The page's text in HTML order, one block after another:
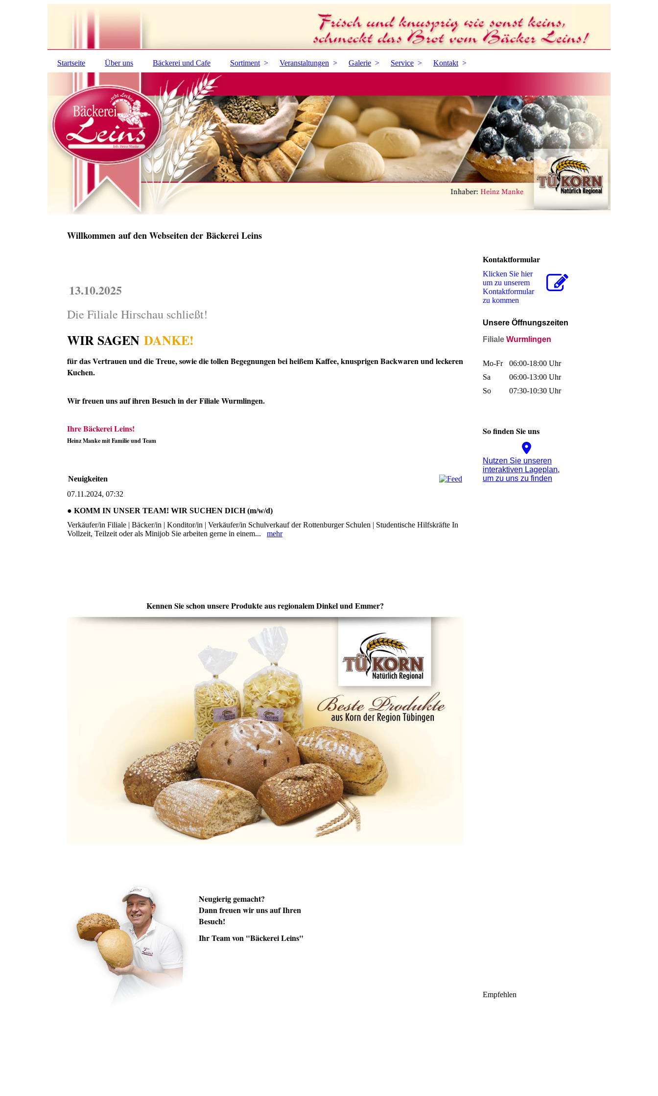
Startseite Über uns Bäckerei und Cafe Sortiment Veranstaltungen Galerie Service Kontakt
Willkommen auf den Webseiten der Bäckerei Leins
13.10.2025
Die Filiale Hirschau schließt!
WIR SAGEN DANKE!
für das Vertrauen und die Treue, sowie die tollen Begegnungen bei heißem Kaffee, knusprigen Backwaren und leckeren
Kuchen.
Wir freuen uns auf ihren Besuch in der Filiale Wurmlingen.
Ihre Bäckerei Leins!
Heinz Manke mit Familie und Team
Neuigkeiten
07.11.2024, 07:32
● KOMM IN UNSER TEAM! WIR SUCHEN DICH (m/w/d)
Verkäufer/in Filiale | Bäcker/in | Konditor/in | Verkäufer/in Schulverkauf der Rottenburger Schulen | Studentische Hilfskräfte In
Vollzeit, Teilzeit oder als Minijob Sie arbeiten gerne in einem... mehr
Kennen Sie schon unsere Produkte aus regionalem Dinkel und Emmer?
Neugierig gemacht?
Dann freuen wir uns auf Ihren
Besuch!
Ihr Team von "Bäckerei Leins"
Kontaktformular
Klicken Sie hier
um zu unserem
Kon­takt­for­mu­lar
zu kommen
Unsere Öffnungszeiten
Filiale Wurmlingen
Mo-Fr
06:00-18:00 Uhr
Sa
06:00-13:00 Uhr
So
07:30-10:30 Uhr
So finden Sie uns
Nutzen Sie unseren
interaktiven La­ge­plan,
um zu uns zu finden
Empfehlen